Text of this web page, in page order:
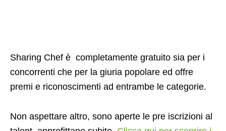
Sharing Chef è completamente gratuito sia per i
concorrenti che per la giuria popolare ed offre
premi e riconoscimenti ad entrambe le categorie.
Non aspettare altro, sono aperte le pre iscrizioni al